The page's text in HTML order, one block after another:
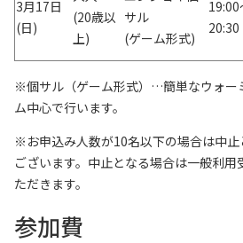
3月17日
(日)
(20歳以
上)
サル
(ゲーム形式)
19:00
20:30
※個サル（ゲーム形式）…簡単なウォー
ム中心で行います。
※お申込み人数が10名以下の場合は中
ございます。中止となる場合は一般利
ただきます。
参加費